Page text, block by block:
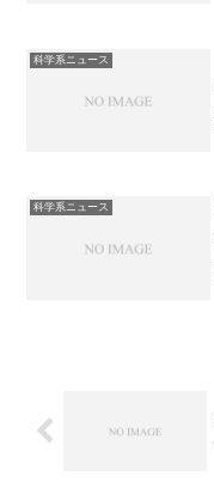
科学系ニュース
科学系ニュース